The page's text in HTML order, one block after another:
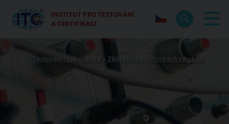
INSTITUT PRO TESTOVÁNÍ
A CERTIFIKACI
Testování | Laboratoře Zkušebna elektrických výrobků